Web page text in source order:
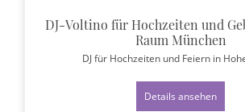
DJ-Voltino für Hochzeiten und
Raum München
DJ für Hochzeiten und Feiern in
Details ansehen